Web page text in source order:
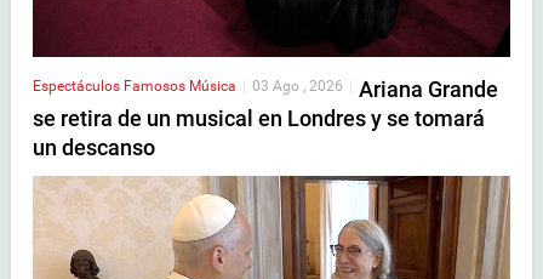
Espectáculos Famosos Música 03 Ago , 2026
Ariana Grande
se retira de un musical en Londres y se tomará
un descanso